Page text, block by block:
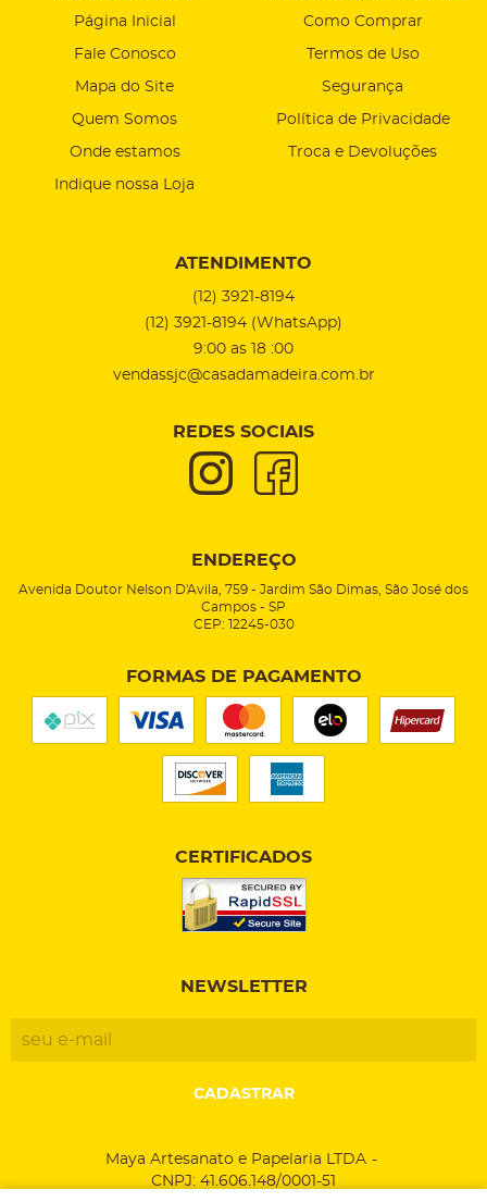
Página Inicial
Fale Conosco
Mapa do Site
Quem Somos
Onde estamos
Indique nossa Loja
Como Comprar
Termos de Uso
Segurança
Política de Privacidade
Troca e Devoluções
ATENDIMENTO
(12) 3921-8194
(12) 3921-8194 (WhatsApp)
9:00 as 18 :00
vendassjc@casadamadeira.com.br
REDES SOCIAIS
ENDEREÇO
Avenida Doutor Nelson D'Avila, 759 - Jardim São Dimas, São José dos
Campos - SP
CEP: 12245-030
FORMAS DE PAGAMENTO
CERTIFICADOS
NEWSLETTER
CADASTRAR
Maya Artesanato e Papelaria LTDA
CNPJ: 41.606.148/0001-51